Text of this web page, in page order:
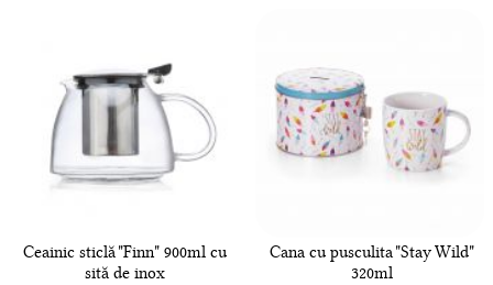
Ceainic sticlă "Finn" 900ml cu
sită de inox
Cana cu pusculita "Stay Wild"
320ml